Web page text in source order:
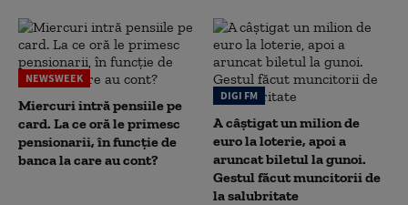
NEWSWEEK
Miercuri intră pensiile pe
card. La ce oră le primesc
pensionarii, în funcție de
banca la care au cont?
DIGI FM
A câștigat un milion de
euro la loterie, apoi a
aruncat biletul la gunoi.
Gestul făcut muncitorii de
la salubritate